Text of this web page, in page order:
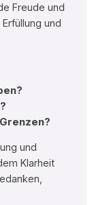
Freude und
und
und
Klarheit